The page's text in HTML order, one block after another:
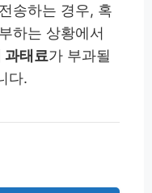
송하는 경우, 혹
하는 상황에서
과태료가 부과될
다.